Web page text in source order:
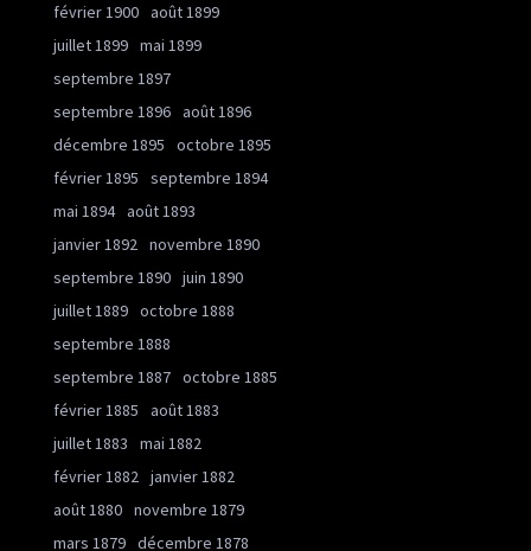
février 1900 août 1899
juillet 1899 mai 1899
septembre 1897
septembre 1896 août 1896
décembre 1895
octobre 1895
février 1895
septembre 1894
mai 1894 août 1893
janvier 1892 novembre 1890
septembre 1890 juin 1890
juillet 1889 octobre 1888
septembre 1888
septembre 1887 octobre 1885
février 1885
août 1883
juillet 1883
mai 1882
février 1882 janvier 1882
août 1880 novembre 1879
mars 1879 décembre 1878